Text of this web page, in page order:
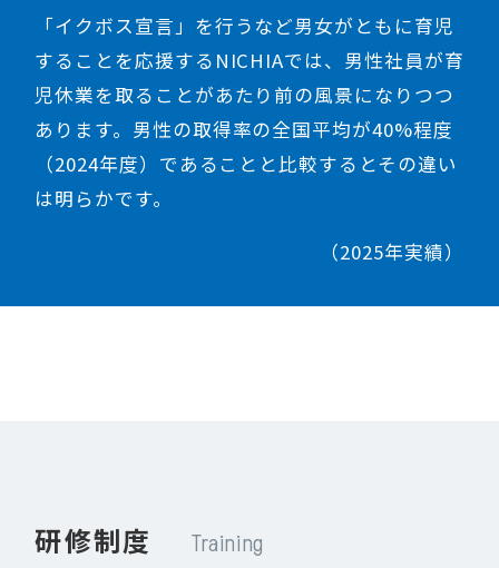
「イクボス宣言」を行うなど男女がともに育児
することを応援するNICHIAでは、男性社員が育
児休業を取ることがあたり前の風景になりつつ
あります。男性の取得率の全国平均が40%程度
（2024年度）であることと比較するとその違い
は明らかです。
（2025年実績）
研修制度 Training